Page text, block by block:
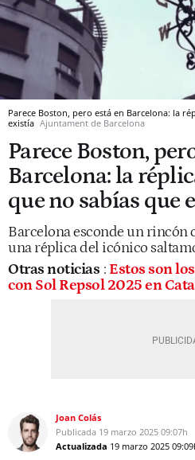
Parece Boston, pero está en Barcelona: la
existía Ajuntament de Barcelona
Parece Boston,
Barcelona: la
que no sabías que
Barcelona esconde un rincón
una réplica del icónico
Otras noticias : Estos son
con Sol Repsol 2025 en
Joan Colás
Publicada 19 marzo 2025 09:07h
Actualizada 19 marzo 2025